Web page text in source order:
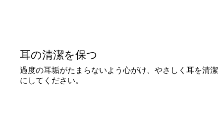
耳の清潔を保つ
過度の耳垢がたまらないよう心がけ、やさしく耳を清潔
にしてください。